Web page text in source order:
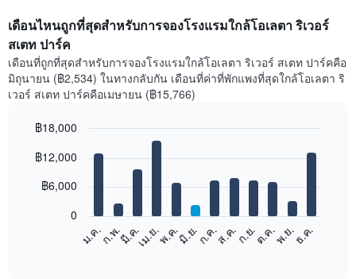
เดือนไหนถูกที่สุดสำหรับการจองโรงแรมใกล้โอเลตา ริเวอร์
สเตท ปาร์ค
เดือนที่ถูกที่สุดสำหรับการจองโรงแรมใกล้โอเลตา ริเวอร์ สเตท ปาร์คคือ
มิถุนายน (฿2,534) ในทางกลับกัน เดือนที่ค่าที่พักแพงที่สุดใกล้โอเลตา ริ
เวอร์ สเตท ปาร์คคือเมษายน (฿15,766)
chart
graphic.
ม.ค.ก.พ.มี.ค.เม.ย.พ.ค.มิ.ย.ก.ค.ส.ค.ก.ย.ต.ค.พ.ย.ธ.ค.
0
฿6,000
฿12,000
฿18,000